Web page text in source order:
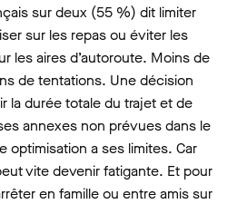
sur deux (55 %) dit limiter
sur les repas ou éviter les
les aires d’autoroute. Moins de
de tentations. Une décision
la durée totale du trajet et de
annexes non prévues dans le
optimisation a ses limites. Car
vite devenir fatigante. Et pour
en famille ou entre amis sur